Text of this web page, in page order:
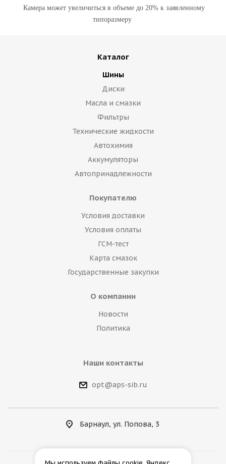
Камера может увеличиться в объеме до 20% к заявленному
типоразмеру
Каталог
Шины
Диски
Масла и смазки
Фильтры
Технические жидкости
Автохимия
Аккумуляторы
Автопринадлежности
Покупателю
Условия доставки
Условия оплаты
ГСМ-тест
Карта смазок
Государственные закупки
О компании
Новости
Политика
Наши контакты
opt@aps-sib.ru
Барнаул, ул. Попова, 3